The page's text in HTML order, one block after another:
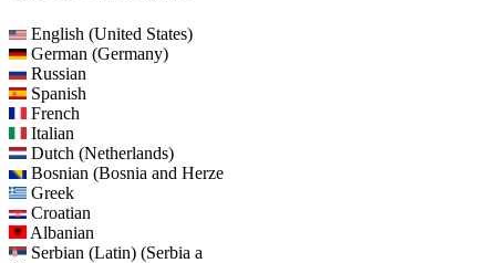
English (United States)
German (Germany)
Russian
Spanish
French
Italian
Dutch (Netherlands)
Bosnian (Bosnia and Herze
Greek
Croatian
Albanian
Serbian (Latin) (Serbia a